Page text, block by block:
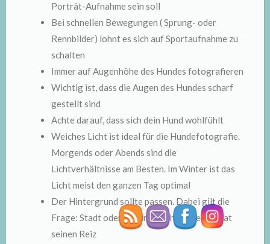
Porträt-Aufnahme sein soll
Bei schnellen Bewegungen ( Sprung- oder
Rennbilder) lohnt es sich auf Sportaufnahme zu
schalten
Immer auf Augenhöhe des Hundes fotografieren
Wichtig ist, dass die Augen des Hundes scharf
gestellt sind
Achte darauf, dass sich dein Hund wohlfühlt
Weiches Licht ist ideal für die Hundefotografie.
Morgends oder Abends sind die
Lichtverhältnisse am Besten. Im Winter ist das
Licht meist den ganzen Tag optimal
Der Hintergrund sollte passen. Dabei gilt die
Frage: Stadt oder Naturaufnahme. Beides hat
seinen Reiz